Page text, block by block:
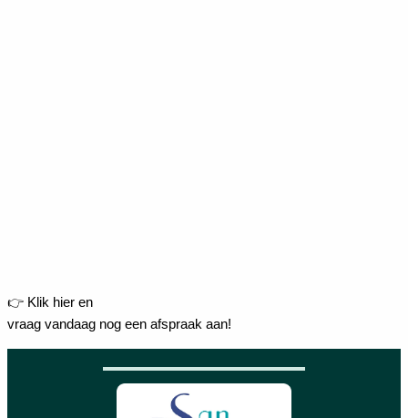
👉 Klik hier en
vraag vandaag nog een afspraak aan!